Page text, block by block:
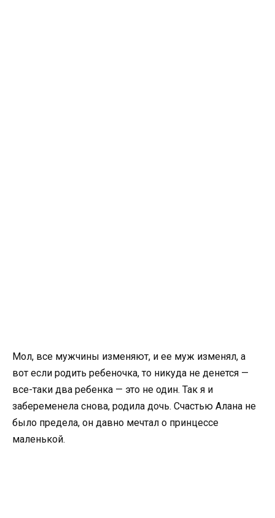
Мол, все мужчины изменяют, и ее муж изменял, а
вот если родить ребеночка, то никуда не денется —
все-таки два ребенка — это не один. Так я и
забеременела снова, родила дочь. Счастью Алана не
было предела, он давно мечтал о принцессе
маленькой.